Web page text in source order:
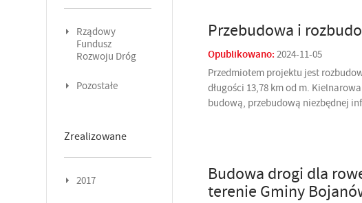
Rządowy
Fundusz
Rozwoju Dróg
Pozostałe
Zrealizowane
2017
Przebudowa i
Opublikowano:2024-11-05
Przedmiotem projektu jest
długości 13,78 km od m.
budową, przebudową niezbędnej
Budowa drogi dla
terenie Gminy